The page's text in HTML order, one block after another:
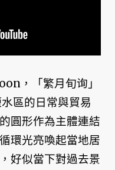
，「繁月旬询」
區的日常與貿易
圓形作為主體連結
環光亮喚起當地居
好似當下對過去景